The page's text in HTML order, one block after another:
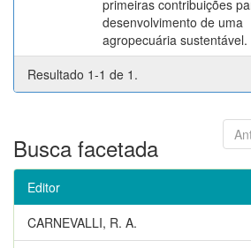
primeiras contribuições
desenvolvimento de uma
agropecuária sustentável.
Resultado 1-1 de 1.
Busca facetada
Editor
CARNEVALLI, R. A.